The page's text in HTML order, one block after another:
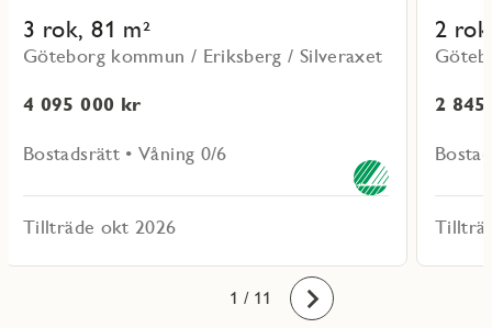
3 rok, 81 m²
Göteborg kommun / Eriksberg / Silveraxet
4 095 000 kr
Bostadsrätt • Våning 0/6
Tillträde okt 2026
2
2
1
2
3
4
5
6
7
8
9
10
11 / 11 Framåt